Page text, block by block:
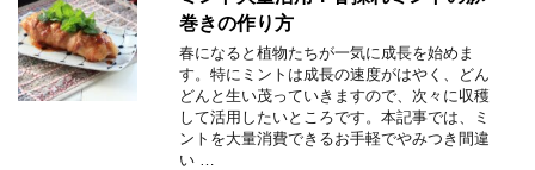
巻きの作り方
春になると植物たちが一気に成長を始めま
す。特にミントは成長の速度がはやく、どん
どんと生い茂っていきますので、次々に収穫
して活用したいところです。本記事では、ミ
ントを大量消費できるお手軽でやみつき間違
い …